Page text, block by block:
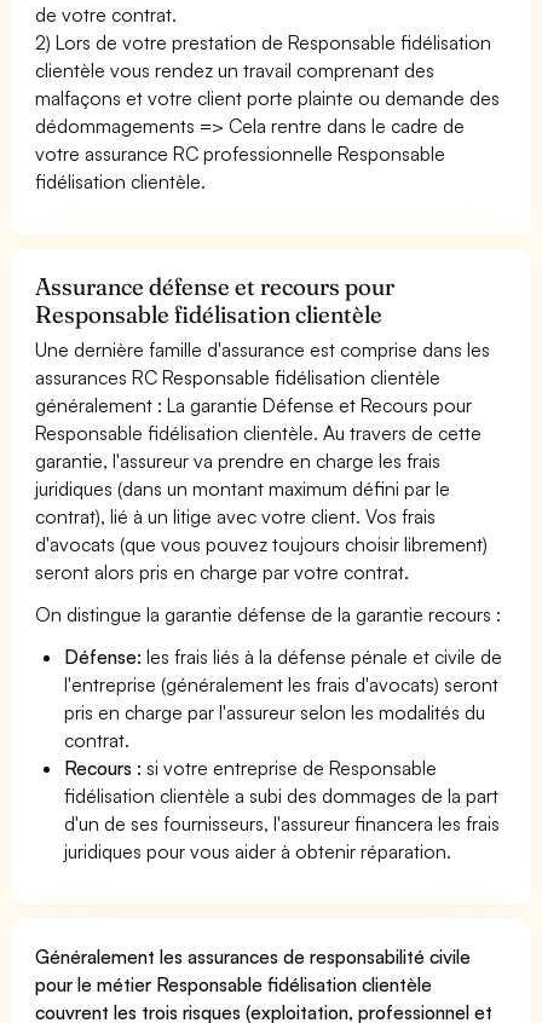
de votre contrat.
2) Lors de votre prestation de Responsable fidélisation
clientèle vous rendez un travail comprenant des
malfaçons et votre client porte plainte ou demande des
dédommagements => Cela rentre dans le cadre de
votre assurance RC professionnelle Responsable
fidélisation clientèle.
Assurance défense et recours pour
Responsable fidélisation clientèle
Une dernière famille d'assurance est comprise dans les
assurances RC Responsable fidélisation clientèle
généralement : La garantie Défense et Recours pour
Responsable fidélisation clientèle. Au travers de cette
garantie, l'assureur va prendre en charge les frais
juridiques (dans un montant maximum défini par le
contrat), lié à un litige avec votre client. Vos frais
d'avocats (que vous pouvez toujours choisir librement)
seront alors pris en charge par votre contrat.
On distingue la garantie défense de la garantie recours :
Défense: les frais liés à la défense pénale et civile de
l'entreprise (généralement les frais d'avocats) seront
pris en charge par l'assureur selon les modalités du
contrat.
Recours : si votre entreprise de Responsable
fidélisation clientèle a subi des dommages de la part
d'un de ses fournisseurs, l'assureur financera les frais
juridiques pour vous aider à obtenir réparation.
Généralement les assurances de responsabilité civile
pour le métier Responsable fidélisation clientèle
couvrent les trois risques (exploitation, professionnel et